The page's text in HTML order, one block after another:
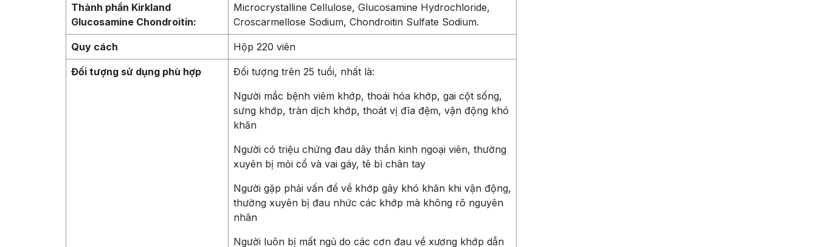
Thành phần Kirkland
Glucosamine Chondroitin:
Microcrystalline Cellulose, Glucosamine Hydrochloride,
Croscarmellose Sodium, Chondroitin Sulfate Sodium.
Quy cách Hộp 220 viên
Đối tượng sử dụng phù hợp
Đối tượng trên 25 tuổi, nhất là:
Người mắc bệnh viêm khớp, thoái hóa khớp, gai cột sống,
sưng khớp, tràn dịch khớp, thoát vị đĩa đệm, vận động khó
khăn
Người có triệu chứng đau dây thần kinh ngoại viên, thường
xuyên bị mỏi cổ và vai gáy, tê bì chân tay
Người gặp phải vấn đề về khớp gây khó khăn khi vận động,
thường xuyên bị đau nhức các khớp mà không rõ nguyên
nhân
Người luôn bị mất ngủ do các cơn đau về xương khớp dẫn